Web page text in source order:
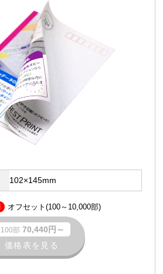
102×145mm
オフセット(100～10,000部)
100部 70,440円～
価格表を見る